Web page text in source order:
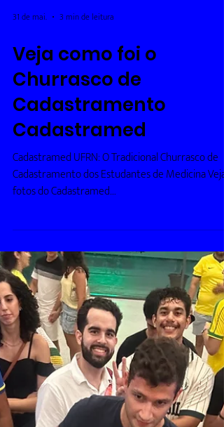
31 de mai. 3 min de leitura
Veja como foi o
Churrasco de
Cadastramento
Cadastramed
https://www.clevermed.com.br/savem-imersao-
pratica Inscreva-se Inscreva-se Inscreva-se
Inscreva-se Inscreva-se Inscreva-se Inscreva-se
Inscreva-se Inscreva-se Inscreva-se Inscreva-se
Inscreva-se Inscreva-se Inscreva-se Inscreva-se
Inscreva-se CadastraMed UFRN: O Tradicional
Churrasco de Cadastramento dos Estudantes de
Medicina Se você pesquisou no Google por “O que